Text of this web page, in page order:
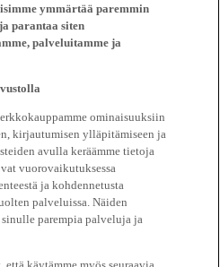
ymmärtää paremmin
parantaa siten
palveluitamme ja
ominaisuuksiin
kirjautumisen ylläpitämiseen ja
avulla keräämme tietoja
vuorovaikutuksessa
ja kohdennetusta
palveluissa. Näiden
parempia palveluja ja